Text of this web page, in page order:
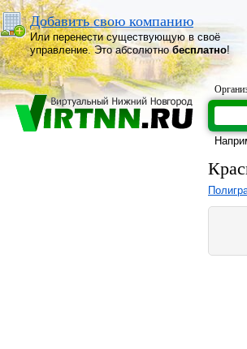
Добавить свою компанию
Или перенести существующую в своё
управление. Это абсолютнобесплатно!